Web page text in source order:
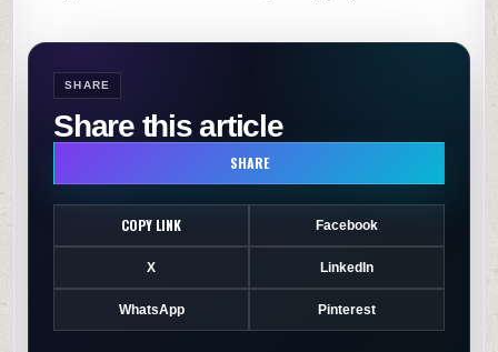
SHARE
Share this article
SHARE
COPY LINK Facebook
X LinkedIn
WhatsApp Pinterest